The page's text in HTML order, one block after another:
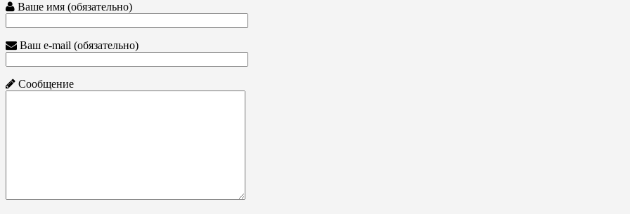
Ваше имя (обязательно)
Ваш e-mail (обязательно)
Сообщение